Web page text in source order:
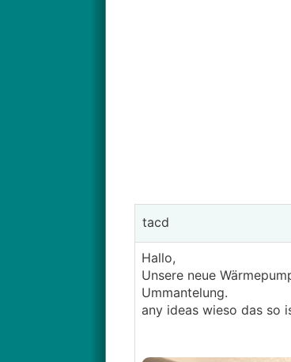
tacd
Hallo,
Unsere neue
Ummantelung.
any ideas wieso das so